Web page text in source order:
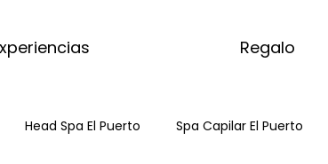
Regalo
Head Spa El Puerto Spa Capilar El Puerto